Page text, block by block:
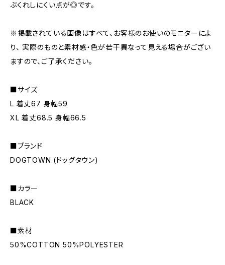
ぶくれしにくい点が◎です。
※掲載されている画像はすべて、お客様のお使いのモニターによ
り、 実際のものと素材感・色が若干異なって見える場合がござい
ますので、ご了承ください。
■サイズ
L 着丈67 身幅59
XL 着丈68.5 身幅66.5
■ブランド
DOGTOWN (ドッグタウン)
■カラー
BLACK
■素材
50%COTTON 50%POLYESTER